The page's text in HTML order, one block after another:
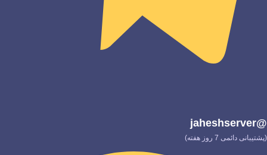
@jaheshserver
(پشتیبانی دائمی 7 روز هفته)